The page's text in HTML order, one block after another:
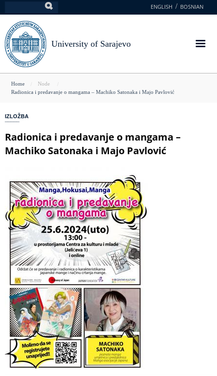
to
main
content
ENGLISH BOSNIAN
University of Sarajevo
You
here
Home
Node
Radionica i predavanje o mangama – Machiko Satonaka i Majo Pavlović
IZLOŽBA
Radionica i predavanje o mangama –
Machiko Satonaka i Majo Pavlović